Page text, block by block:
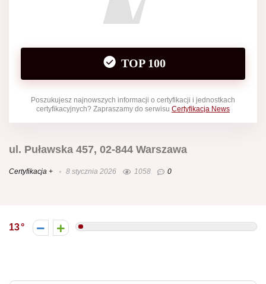
TOP 100
Poszukujesz najnowszych informacji o certyfikacji i jednostkach
certyfikacyjnych? Zapraszamy do serwisu Certyfikacja News
ul. Puławska 457, 02-844 Warszawa
Certyfikacja + 8 stycznia 2026 1058 0
13